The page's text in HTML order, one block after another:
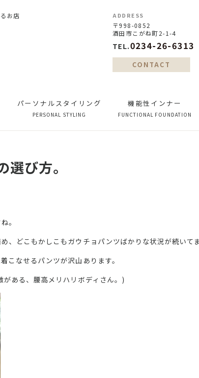
お店 ADDRESS
〒998-0852
酒田市こがね町2-1-4
TEL.0234-26-6313
CONTACT
パーソナルスタイリング
PERSONAL STYLING
機能性インナー
FUNCTIONAL FOUNDATION
び方。
。
、どこもかしこもガウチョパンツばかりな状況が続いて
こなせるパンツが沢山あります。
ある、腰高メリハリボディさん。)